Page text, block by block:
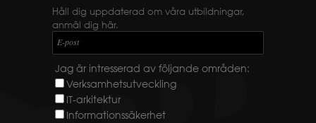
Håll dig uppdaterad om våra utbildningar,
anmäl dig här.
E-post
Jag är intresserad av följande områden:
Verksamhetsutveckling
IT-arkitektur
Informationssäkerhet